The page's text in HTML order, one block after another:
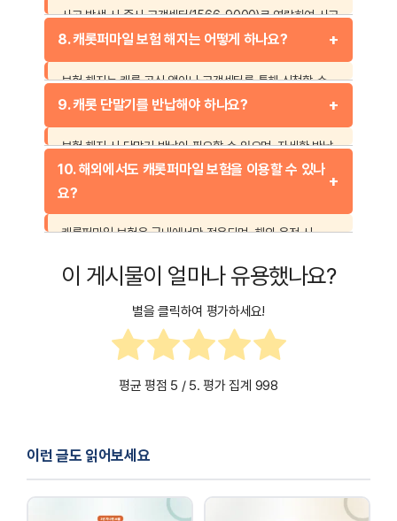
사고 발생 시 즉시 고객센터(1566-9000)로 연락하여 사고
접수를 진행해야 합니다. 이후 지정된 절차에 따라 보상
8. 캐롯퍼마일 보험 해지는 어떻게 하나요?
보험 해지는 캐롯 공식 앱이나 고객센터를 통해 신청할 수
있으며, 해지 시점까지의 보험료가 정산됩니다.
9. 캐롯 단말기를 반납해야 하나요?
보험 해지 시 단말기 반납이 필요할 수 있으며, 자세한 반납
절차는 고객센터에서 안내받을 수 있습니다.
10. 해외에서도 캐롯퍼마일 보험을 이용할 수 있나
요?
캐롯퍼마일 보험은 국내에서만 적용되며, 해외 운전 시
이 게시물이 얼마나 유용했나요?
별을 클릭하여 평가하세요!
평균 평점 5 / 5. 평가 집계 998
이런 글도 읽어보세요